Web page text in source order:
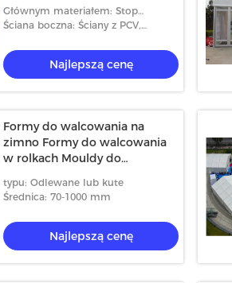
Głównym materiałem: Stop
aluminium
Ściana boczna: Ściany z PCV,
Najlepszą cenę
Formy do walcowania na
zimno Formy do walcowania
w rolkach Mouldy do
typu: Odlewane lub kute
Średnica: 70-1000 mm
Najlepszą cenę